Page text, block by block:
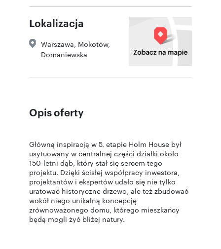
Lokalizacja
Warszawa, Mokotów,
Domaniewska
Opis oferty
Główną inspiracją w 5. etapie Holm House był
usytuowany w centralnej części działki około
150-letni dąb, który stał się sercem tego
projektu. Dzięki ścisłej współpracy inwestora,
projektantów i ekspertów udało się nie tylko
uratować historyczne drzewo, ale też zbudować
wokół niego unikalną koncepcję
zrównoważonego domu, którego mieszkańcy
będą mogli żyć bliżej natury.